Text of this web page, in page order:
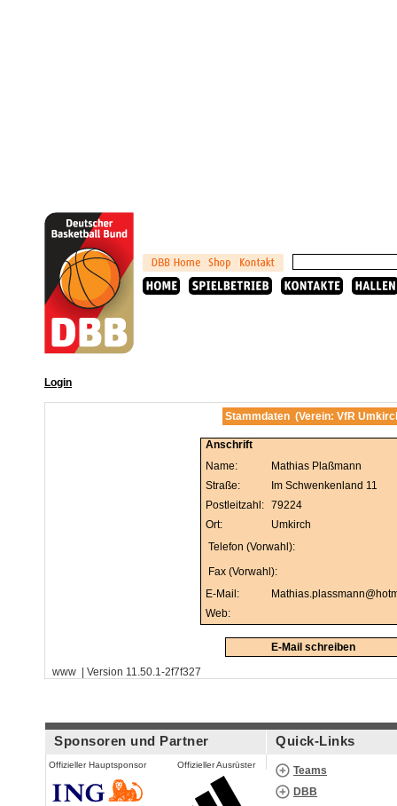
Login
Stammdaten (Verein: VfR
Anschrift
Name:
Mathias Plaßmann
Straße:
Im Schwenkenland 11
Postleitzahl: 79224
Ort:
Umkirch
Telefon (Vorwahl):
Fax (Vorwahl):
E-Mail:
Web:
E-Mail schreiben
www | Version 11.50.1-2f7f327
Sponsoren und Partner
Offizieller Hauptsponsor Offizieller Ausrüster
Quick-Links
Teams
DBB